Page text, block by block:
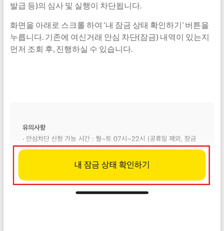
발급 등)의 심사 및 실행이 차단됩니다.
화면을 아래로 스크롤 하여 ‘내 잠금 상태 확인하기’ 버튼을
누릅니다. 기존에 여신거래 안심 차단(잠금) 내역이 있는지
먼저 조회 후, 진행하실 수 있습니다.